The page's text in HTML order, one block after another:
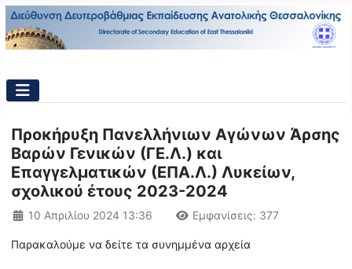
Προκήρυξη Πανελλήνιων Αγώνων Άρσης
Βαρών Γενικών (ΓΕ.Λ.) και
Επαγγελματικών (ΕΠΑ.Λ.) Λυκείων,
σχολικού έτους 2023-2024
Λεπτομέρειες
10 Απριλίου 2024 13:36 Εμφανίσεις: 377
Παρακαλούμε να δείτε τα συνημμένα αρχεία